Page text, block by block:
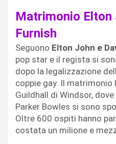
Matrimonio Elton
Furnish
Seguono Elton John e
pop star e il regista si
dopo la legalizzazione
coppie gay. Il matrimonio
Guildhall di Windsor,
Parker Bowles si sono
Oltre 600 ospiti hanno
costata un milione e